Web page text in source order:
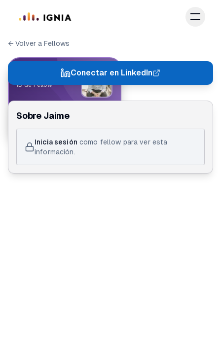
← Volver a Fellows
IGNIA FELLOW
ID de Fellow
Jaime Herrera
Conectar en LinkedIn
Sobre Jaime
Inicia sesión como fellow para ver esta
información.